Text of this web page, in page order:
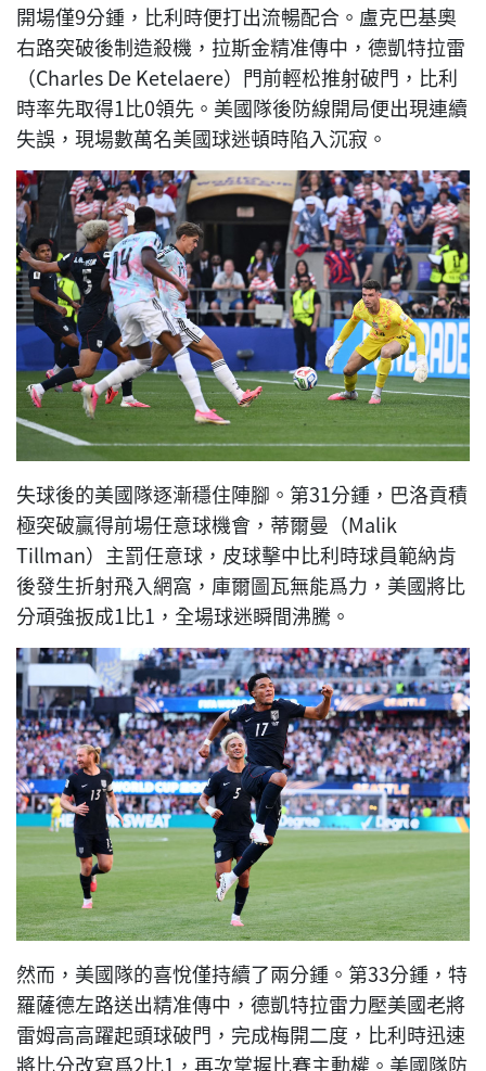
開場僅9分鍾，比利時便打出流暢配合。盧克巴基奧
右路突破後制造殺機，拉斯金精准傳中，德凱特拉雷
（Charles De Ketelaere）門前輕松推射破門，比利
時率先取得1比0領先。美國隊後防線開局便出現連續
失誤，現場數萬名美國球迷頓時陷入沉寂。
失球後的美國隊逐漸穩住陣腳。第31分鍾，巴洛貢積
極突破贏得前場任意球機會，蒂爾曼（Malik
Tillman）主罰任意球，皮球擊中比利時球員範納肯
後發生折射飛入網窩，庫爾圖瓦無能爲力，美國將比
分頑強扳成1比1，全場球迷瞬間沸騰。
然而，美國隊的喜悅僅持續了兩分鍾。第33分鍾，特
羅薩德左路送出精准傳中，德凱特拉雷力壓美國老將
雷姆高高躍起頭球破門，完成梅開二度，比利時迅速
將比分改寫爲2比1，再次掌握比賽主動權。美國隊防